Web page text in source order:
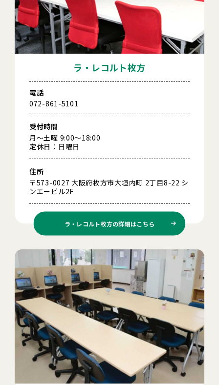
ラ・レコルト枚方
電話
072-861-5101
受付時間
月～土曜 9:00～18:00
定休日：日曜日
住所
〒573-0027 大阪府枚方市大垣内町 2丁目8-22 シ
ンエービル2F
ラ・レコルト枚方の詳細はこちら